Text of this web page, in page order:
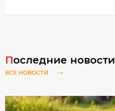
Последние новости
ВСЕ НОВОСТИ